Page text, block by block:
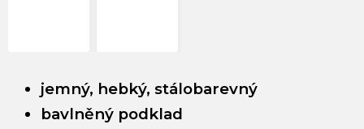
jemný, hebký, stálobarevný
bavlněný podklad